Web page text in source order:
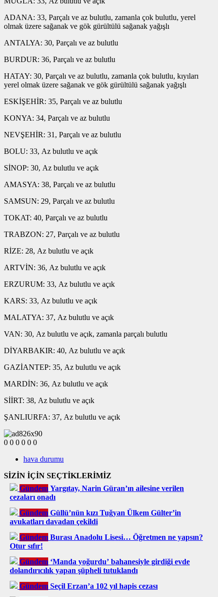
ADANA: 33, Parçalı ve az bulutlu, zamanla çok bulutlu, yerel
olmak üzere sağanak ve gök gürültülü sağanak yağışlı
ANTALYA: 30, Parçalı ve az bulutlu
BURDUR: 36, Parçalı ve az bulutlu
HATAY: 30, Parçalı ve az bulutlu, zamanla çok bulutlu, kıyıları
yerel olmak üzere sağanak ve gök gürültülü sağanak yağışlı
ESKİŞEHİR: 35, Parçalı ve az bulutlu
KONYA: 34, Parçalı ve az bulutlu
NEVŞEHİR: 31, Parçalı ve az bulutlu
BOLU: 33, Az bulutlu ve açık
SİNOP: 30, Az bulutlu ve açık
AMASYA: 38, Parçalı ve az bulutlu
SAMSUN: 29, Parçalı ve az bulutlu
TOKAT: 40, Parçalı ve az bulutlu
TRABZON: 27, Parçalı ve az bulutlu
RİZE: 28, Az bulutlu ve açık
ARTVİN: 36, Az bulutlu ve açık
ERZURUM: 33, Az bulutlu ve açık
KARS: 33, Az bulutlu ve açık
MALATYA: 37, Az bulutlu ve açık
VAN: 30, Az bulutlu ve açık, zamanla parçalı bulutlu
DİYARBAKIR: 40, Az bulutlu ve açık
GAZİANTEP: 35, Az bulutlu ve açık
MARDİN: 36, Az bulutlu ve açık
SİİRT: 38, Az bulutlu ve açık
ŞANLIURFA: 37, Az bulutlu ve açık
0 0 0 0 0 0
hava durumu
SİZİN İÇİN SEÇTİKLERİMİZ
Gündem Yargıtay, Narin Güran’ın ailesine verilen
cezaları onadı
Gündem Güllü’nün kızı Tuğyan Ülkem Gülter’in
avukatları davadan çekildi
Gündem Burası Anadolu Lisesi… Öğretmen ne yapsın?
Otur sıfır!
Gündem ‘Manda yoğurdu’ bahanesiyle girdiği evde
dolandırıcılık yapan şüpheli tutuklandı
Gündem Seçil Erzan’a 102 yıl hapis cezası